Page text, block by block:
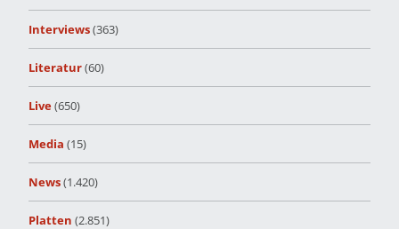
Interviews(363)
Literatur(60)
Live(650)
Media (15)
News(1.420)
Platten (2.851)